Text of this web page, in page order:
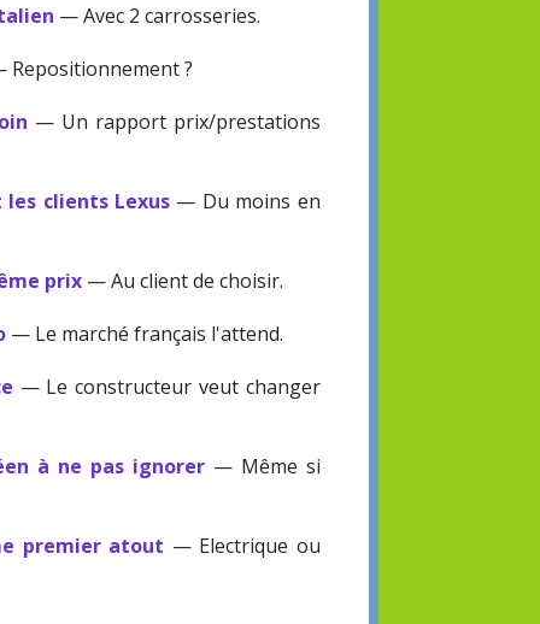
— Avec 2 carrosseries.
Repositionnement ?
— Un rapport prix/prestations
clients Lexus— Du moins en
prix — Au client de choisir.
— Le marché français l'attend.
— Le constructeur veut changer
à ne pas ignorer— Même si
premier atout — Electrique ou